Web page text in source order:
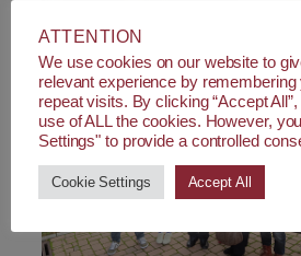
ATTENTION
We use cookies on our website to
relevant experience by
repeat visits. By clicking “Accept
use of ALL the cookies. However,
Settings" to provide a controlled
Cookie Settings Accept All